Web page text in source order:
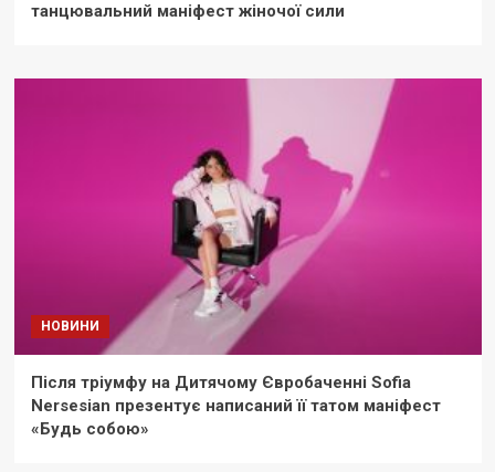
танцювальний маніфест жіночої сили
НОВИНИ
Після тріумфу на Дитячому Євробаченні Sofia
Nersesian презентує написаний її татом маніфест
«Будь собою»